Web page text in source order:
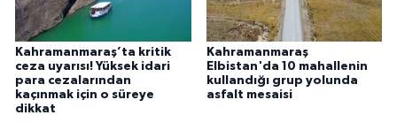
Kahramanmaraş’ta kritik
ceza uyarısı! Yüksek idari
para cezalarından
kaçınmak için o süreye
dikkat
Kahramanmaraş
Elbistan'da 10 mahallenin
kullandığı grup yolunda
asfalt mesaisi